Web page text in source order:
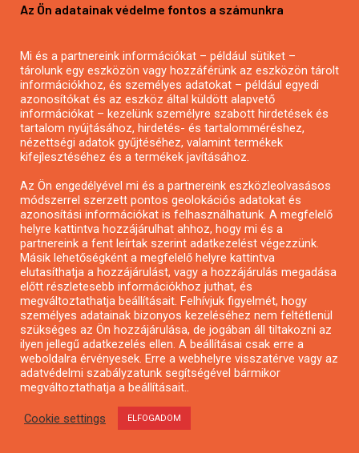
Mezőgazdasági pályázatírás
Pályázatírás civil szervezeteknek
Pályázatírás önkormányzatoknak
Pályázatfigyelés
Specifikus pályázatfigyelés vagy hírlevél
Pályázatok magánszemélyeknek
Pályázatok civil szervezeteknek
Pályázatok vállalkozásoknak
Önkormányzati pályázatok
Mezőgazdasági pályázatok
Falusi turizmus pályázatok
Napelem pályázatok
GINOP pályázatok
Copyright © All rights reserved.
Az Ön adatainak védelme fontos a számunkra
Mi és a partnereink információkat – például sütiket –
tárolunk egy eszközön vagy hozzáférünk az eszközön tárolt
információkhoz, és személyes adatokat – például egyedi
azonosítókat és az eszköz által küldött alapvető
információkat – kezelünk személyre szabott hirdetések és
tartalom nyújtásához, hirdetés- és tartalomméréshez,
nézettségi adatok gyűjtéséhez, valamint termékek
kifejlesztéséhez és a termékek javításához.
Az Ön engedélyével mi és a partnereink eszközleolvasásos
módszerrel szerzett pontos geolokációs adatokat és
azonosítási információkat is felhasználhatunk. A megfelelő
helyre kattintva hozzájárulhat ahhoz, hogy mi és a
partnereink a fent leírtak szerint adatkezelést végezzünk.
Másik lehetőségként a megfelelő helyre kattintva
elutasíthatja a hozzájárulást, vagy a hozzájárulás megadása
előtt részletesebb információkhoz juthat, és
megváltoztathatja beállításait. Felhívjuk figyelmét, hogy
személyes adatainak bizonyos kezeléséhez nem feltétlenül
szükséges az Ön hozzájárulása, de jogában áll tiltakozni az
ilyen jellegű adatkezelés ellen. A beállításai csak erre a
weboldalra érvényesek. Erre a webhelyre visszatérve vagy az
adatvédelmi szabályzatunk segítségével bármikor
megváltoztathatja a beállításait..
Cookie settings ELFOGADOM